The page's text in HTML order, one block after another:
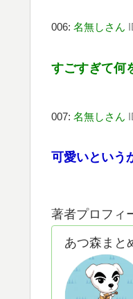
006: 名無しさん
すごすぎて何
007: 名無しさん
可愛いという
著者プロフィ
あつ森まと